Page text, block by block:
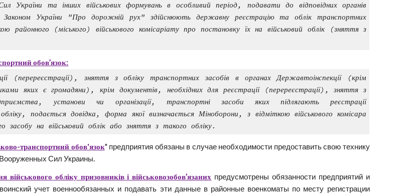
України та інших військових формувань в особливий період, подавати до відповідних органів
Законом України "Про дорожній рух" здійснюють державну реєстрацію та облік транспортних
районного (міського) військового комісаріату про постановку їх на військовий облік (зняття з
обов’язок:
(перереєстрації), зняття з обліку транспортних засобів в органах Державтоінспекції (крім
яких є громадяни), крім документів, необхідних для реєстрації (перереєстрації), зняття з
установи чи організації, транспортні засоби яких підлягають реєстрації
подається довідка, форма якої визначається Міноборони, з відміткою військового комісара
засобу на військовий облік або зняття з такого обліку.
транспортний обов'язок" предприятия обязаны в случае необходимости предоставить свою технику
Сил Украины.
військового обліку призовників і військовозобов’язаних предусмотрены обязанности предприятий и
учет военнообязанных и подавать эти данные в районные военкоматы по месту регистрации